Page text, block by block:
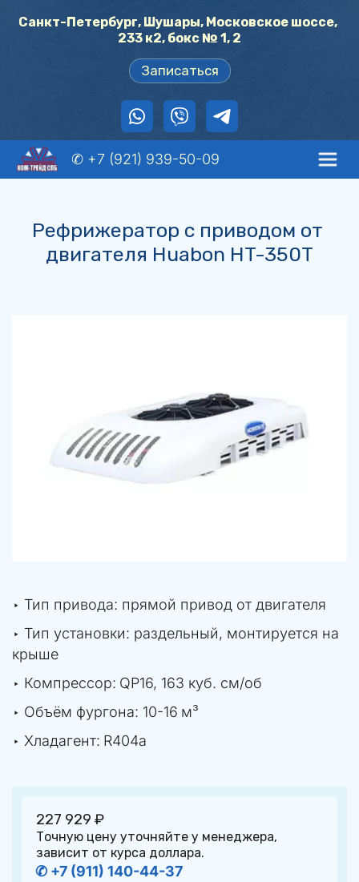
Санкт-Петербург, Шушары, Московское шоссе,
233 к2, бокс № 1, 2
Записаться
✆ +7 (921) 939-50-09
Рефрижератор с приводом от
двигателя Huabon HT-350T
‣ Тип привода: прямой привод от двигателя
‣ Тип установки: раздельный, монтируется на
крыше
‣ Компрессор: QP16, 163 куб. см/об
‣ Объём фургона: 10-16 м³
‣ Хладагент: R404a
227 929 ₽
Точную цену уточняйте у менеджера,
зависит от курса доллара.
✆ +7 (911) 140-44-37